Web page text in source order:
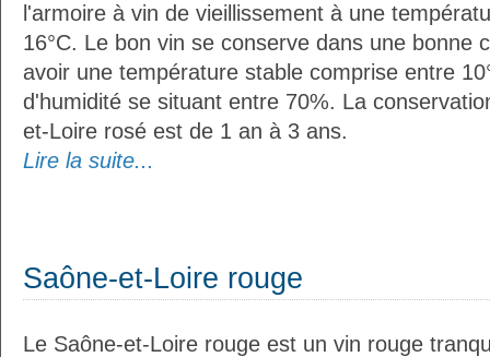
l'armoire à vin de vieillissement à une
16°C. Le bon vin se conserve dans une bonne
avoir une température stable comprise entre
d'humidité se situant entre 70%. La
et-Loire rosé est de 1 an à 3 ans.
Lire la suite...
Saône-et-Loire rouge
Le Saône-et-Loire rouge est un vin rouge